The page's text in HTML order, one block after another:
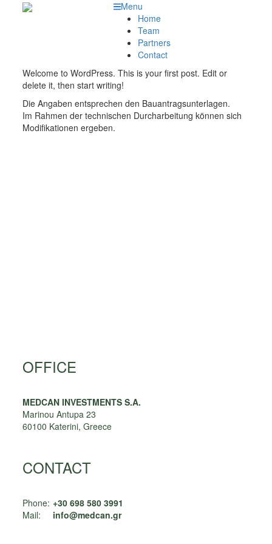
Menu
Home
Team
Partners
Contact
Welcome to WordPress. This is your first post. Edit or
delete it, then start writing!
Die Angaben entsprechen den Bauantragsunterlagen.
Im Rahmen der technischen Durcharbeitung können sich
Modifikationen ergeben.
OFFICE
MEDCAN INVESTMENTS S.A.
Marinou Antupa 23
60100 Katerini, Greece
CONTACT
Phone: +30 698 580 3991
Mail:
info@medcan.gr